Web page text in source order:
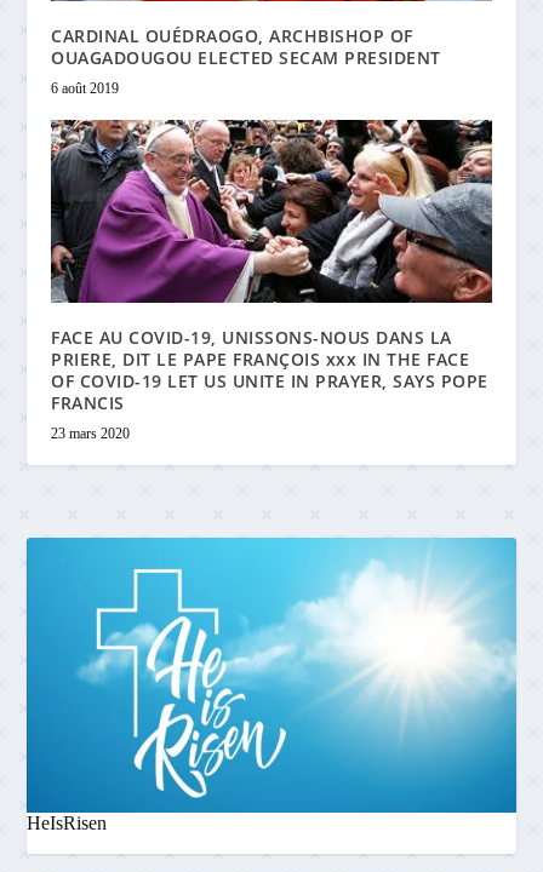
CARDINAL OUÉDRAOGO, ARCHBISHOP OF
OUAGADOUGOU ELECTED SECAM PRESIDENT
6 août 2019
FACE AU COVID-19, UNISSONS-NOUS DANS LA
PRIERE, DIT LE PAPE FRANÇOIS xxx IN THE FACE
OF COVID-19 LET US UNITE IN PRAYER, SAYS POPE
FRANCIS
23 mars 2020
HeIsRisen